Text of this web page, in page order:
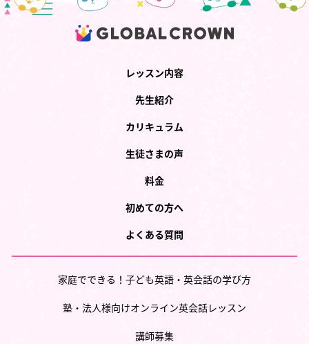
レッスン内容
先生紹介
カリキュラム
生徒さまの声
料金
初めての方へ
よくある質問
家庭でできる！子ども英語・英会話の学び方
塾・法人様向けオンライン英会話レッスン
講師募集